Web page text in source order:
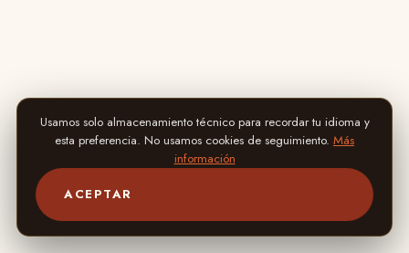
Usamos solo almacenamiento técnico para recordar tu idioma y
esta preferencia. No usamos cookies de seguimiento. Más
información
ACEPTAR